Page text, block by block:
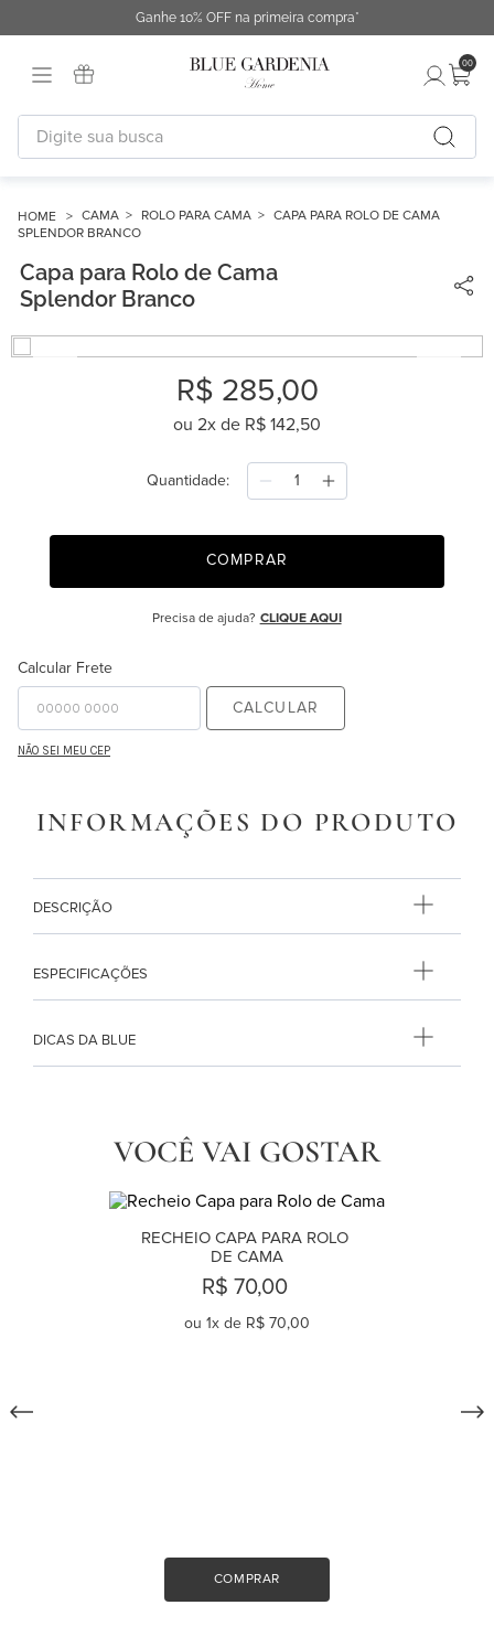
Ganhe 10% OFF na primeira compra*
00
Digite sua busca
CAMA ROLO PARA CAMA
CAPA PARA ROLO DE CAMA
SPLENDOR BRANCO
Capa para Rolo de Cama
Splendor Branco
R$ 285,00
ou 2x de R$ 142,50
Quantidade
COMPRAR
Precisa de ajuda? CLIQUE AQUI
Calcular Frete
CALCULAR
NÃO SEI MEU CEP
INFORMAÇÕES DO PRODUTO
DESCRIÇÃO
ESPECIFICAÇÕES
DICAS DA BLUE
VOCÊ VAI GOSTAR
RECHEIO CAPA PARA ROLO
DE CAMA
R$ 70,00
ou 1x de R$ 70,00
COMPRAR
1º
fronha
4º
capa duvet
º
cobertor
10º majorelle